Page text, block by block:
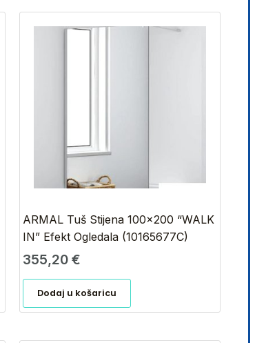
ARMAL Tuš Stijena 100×200 “WALK
IN” Efekt Ogledala (10165677C)
355,20 €
Dodaj u košaricu